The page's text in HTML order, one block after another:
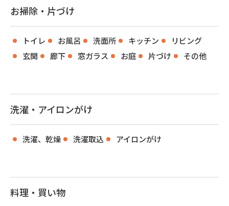
お掃除・片づけ
トイレ お風呂 洗面所 キッチン
リビング
玄関
廊下 窓ガラス お庭 片づけ その他
洗濯・アイロンがけ
洗濯、乾燥 洗濯取込 アイロンがけ
料理・買い物